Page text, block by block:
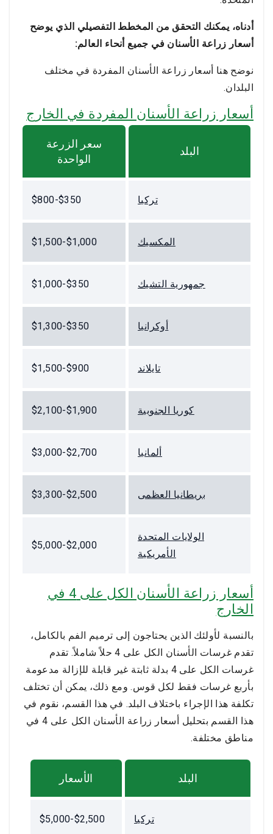
أدناه، يمكنك التحقق من المخطط التفصيلي الذي يوضح
أسعار زراعة الأسنان في جميع أنحاء العالم:
نوضح هنا أسعار زراعة الأسنان المفردة في مختلف
البلدان.
أسعار زراعة الأسنان المفردة في الخارج
البلد
سعر الزرعة
الواحدة
تركيا $350-$800
المكسيك $1,000-$1,500
جمهورية التشيك $350-$1,000
أوكرانيا $350-$1,300
تايلاند $900-$1,500
كوريا الجنوبية $1,900-$2,100
ألمانيا $2,700-$3,000
بريطانيا العظمى $2,500-$3,300
الولايات المتحدة
الأمريكية
$2,000-$5,000
أسعار زراعة الأسنان الكل على 4 في
الخارج
بالنسبة لأولئك الذين يحتاجون إلى ترميم الفم بالكامل،
تقدم غرسات الأسنان الكل على 4 حلاً شاملاً. تقدم
غرسات الكل على 4 بدلة ثابتة غير قابلة للإزالة مدعومة
بأربع غرسات فقط لكل قوس. ومع ذلك، يمكن أن تختلف
تكلفة هذا الإجراء باختلاف البلد. في هذا القسم، نقوم في
هذا القسم بتحليل أسعار زراعة الأسنان الكل على 4 في
مناطق مختلفة.
البلد الأسعار
تركيا $2,500-$5,000